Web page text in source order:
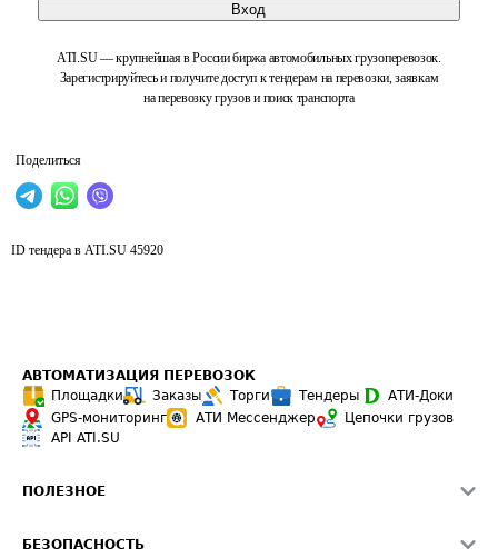
Вход
ATI.SU — крупнейшая в России биржа автомобильных грузоперевозок.
Зарегистрируйтесь и получите доступ к тендерам на перевозки, заявкам
на перевозку грузов и поиск транспорта
Поделиться
ID тендера в ATI.SU 45920
АВТОМАТИЗАЦИЯ ПЕРЕВОЗОК
Площадки
Заказы Торги Тендеры
АТИ-Доки
GPS-мониторинг
АТИ Мессенджер
Цепочки грузов
API ATI.SU
ПОЛЕЗНОЕ
БЕЗОПАСНОСТЬ